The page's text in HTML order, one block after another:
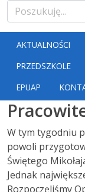
AKTUALNOŚCI
PRZEDSZKOLE
EPUAP
W tym tygodniu
powoli
Świętego
Jednak
Rozpoczęliśmy